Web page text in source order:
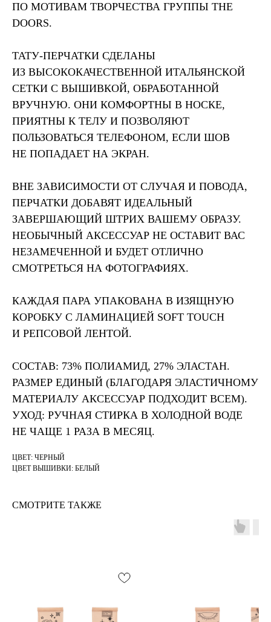
ПО МОТИВАМ ТВОРЧЕСТВА ГРУППЫ THE
DOORS.
ТАТУ-ПЕРЧАТКИ СДЕЛАНЫ
ИЗ ВЫСОКОКАЧЕСТВЕННОЙ ИТАЛЬЯНСКОЙ
СЕТКИ С ВЫШИВКОЙ, ОБРАБОТАННОЙ
ВРУЧНУЮ. ОНИ КОМФОРТНЫ В НОСКЕ,
ПРИЯТНЫ К ТЕЛУ И ПОЗВОЛЯЮТ
ПОЛЬЗОВАТЬСЯ ТЕЛЕФОНОМ, ЕСЛИ ШОВ
НЕ ПОПАДАЕТ НА ЭКРАН.
ВНЕ ЗАВИСИМОСТИ ОТ СЛУЧАЯ И ПОВОДА,
ПЕРЧАТКИ ДОБАВЯТ ИДЕАЛЬНЫЙ
ЗАВЕРШАЮЩИЙ ШТРИХ ВАШЕМУ ОБРАЗУ.
НЕОБЫЧНЫЙ АКСЕСCУАР НЕ ОСТАВИТ ВАС
НЕЗАМЕЧЕННОЙ И БУДЕТ ОТЛИЧНО
СМОТРЕТЬСЯ НА ФОТОГРАФИЯХ.
КАЖДАЯ ПАРА УПАКОВАНА В ИЗЯЩНУЮ
КОРОБКУ С ЛАМИНАЦИЕЙ SOFT TOUCH
И РЕПСОВОЙ ЛЕНТОЙ.
СОСТАВ: 73% ПОЛИАМИД, 27% ЭЛАСТАН.
РАЗМЕР ЕДИНЫЙ (БЛАГОДАРЯ ЭЛАСТИЧНОМУ
МАТЕРИАЛУ АКСЕССУАР ПОДХОДИТ ВСЕМ).
УХОД: РУЧНАЯ СТИРКА В ХОЛОДНОЙ ВОДЕ
НЕ ЧАЩЕ 1 РАЗА В МЕСЯЦ.
ЦВЕТ: ЧЕРНЫЙ
ЦВЕТ ВЫШИВКИ: БЕЛЫЙ
СМОТРИТЕ ТАКЖЕ